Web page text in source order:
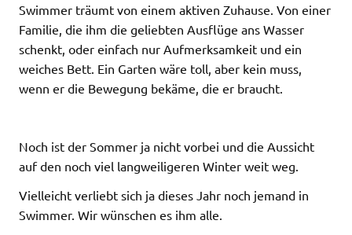
Swimmer träumt von einem aktiven Zuhause. Von einer
Familie, die ihm die geliebten Ausflüge ans Wasser
schenkt, oder einfach nur Aufmerksamkeit und ein
weiches Bett. Ein Garten wäre toll, aber kein muss,
wenn er die Bewegung bekäme, die er braucht.
Noch ist der Sommer ja nicht vorbei und die Aussicht
auf den noch viel langweiligeren Winter weit weg.
Vielleicht verliebt sich ja dieses Jahr noch jemand in
Swimmer. Wir wünschen es ihm alle.